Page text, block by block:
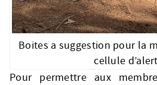
Boites a suggestion pour la
cellule
Pour permettre aux